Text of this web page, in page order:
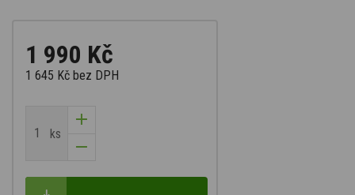
1 990 Kč
1 645 Kč bez DPH
ks